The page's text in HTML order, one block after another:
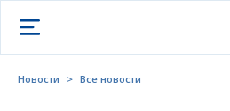
Открыть меню
Новости > Все новости